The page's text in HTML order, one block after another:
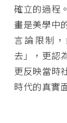
確立的過程
畫是美學中
言論限制
去」，更認
更反映當時
時代的真實